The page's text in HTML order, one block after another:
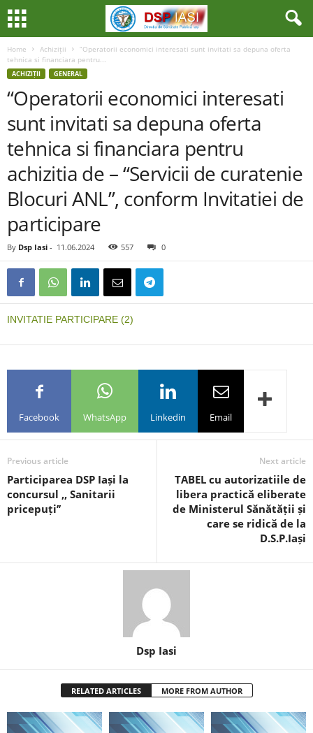
Home Achiziții
“Operatorii economici interesati sunt invitati sa depuna oferta
tehnica si financiara pentru...
ACHIZIȚII GENERAL
“Operatorii economici interesati
sunt invitati sa depuna oferta
tehnica si financiara pentru
achizitia de – “Servicii de curatenie
Blocuri ANL”, conform Invitatiei de
participare
By Dsp Iasi - 11.06.2024 557 0
INVITATIE PARTICIPARE (2)
Facebook WhatsApp Linkedin Email
Previous article
Participarea DSP Iași la
concursul ,, Sanitarii
pricepuți’’
Next article
TABEL cu autorizatiile de
libera practică eliberate
de Ministerul Sănătății și
care se ridică de la
D.S.P.Iași
Dsp Iasi
RELATED ARTICLES MORE FROM AUTHOR